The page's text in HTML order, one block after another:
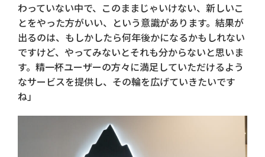
わっていない中で、このままじゃいけない、新しいこ
とをやった方がいい、という意識があります。結果が
出るのは、もしかしたら何年後かになるかもしれない
ですけど、やってみないとそれも分からないと思いま
す。精一杯ユーザーの方々に満足していただけるよう
なサービスを提供し、その輪を広げていきたいです
ね」